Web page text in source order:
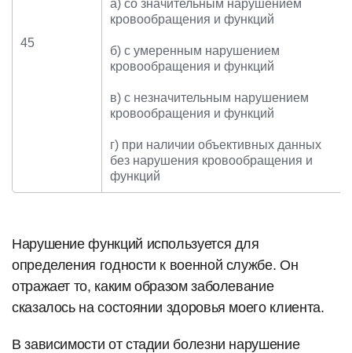
45
а) со значительным нарушением
кровообращения и функций
б) с умеренным нарушением
кровообращения и функций
в) с незначительным нарушением
кровообращения и функций
г) при наличии объективных данных
без нарушения кровообращения и
функций
Нарушение функций используется для
определения годности к военной службе. Он
отражает то, каким образом заболевание
сказалось на состоянии здоровья моего клиента.
В зависимости от стадии болезни нарушение